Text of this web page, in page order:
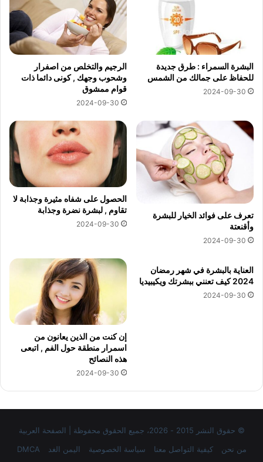
البشرة السمراء : طرق جديدة
للحفاظ على جمالك من الشمس
2024-09-30
الرجيم والتخلص من اصفرار
وشحوب وجهك , كونى دائما ذات
قوام ممشوق
2024-09-30
تعرف على فوائد الخيار للبشرة
وأقنعتة
2024-09-30
الحصول على شفاه مثيرة وجذابة لا
تقاوم , لبشرة نضرة وجذابة
2024-09-30
العناية بالبشرة في شهر رمضان
2024 كيف تعنني ببشرتك ويكيبيديا
2024-09-30
إن كنت من الذين يعانون من
اسمرار منطقة حول الفم , اتبعى
هذه النصائح
2024-09-30
© حقوق النشر 2015 - 2026، جميع الحقوق محفوظة | الصفحة العربية
من نحن
كيفية التواصل معنا سياسة الخصوصية اليمن الغد DMCA